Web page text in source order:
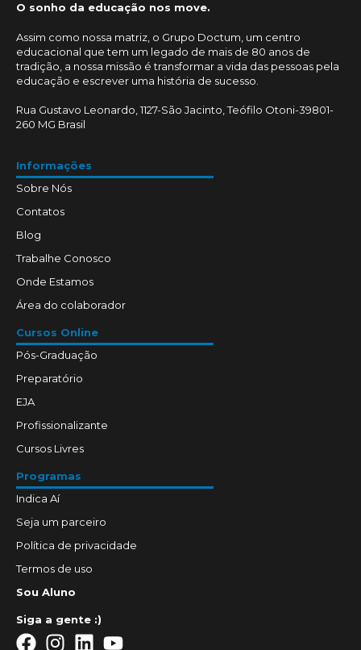
O sonho da educação nos move.
Assim como nossa matriz, o Grupo Doctum, um centro
educacional que tem um legado de mais de 80 anos de
tradição, a nossa missão é transformar a vida das pessoas pela
educação e escrever uma história de sucesso.
Rua Gustavo Leonardo, 1127-São Jacinto, Teófilo Otoni-39801-
260 MG Brasil
Informações
Sobre Nós
Contatos
Blog
Trabalhe Conosco
Onde Estamos
Área do colaborador
Cursos Online
Pós-Graduação
Preparatório
EJA
Profissionalizante
Cursos Livres
Programas
Indica Aí
Seja um parceiro
Política de privacidade
Termos de uso
Sou Aluno
Siga a gente :)